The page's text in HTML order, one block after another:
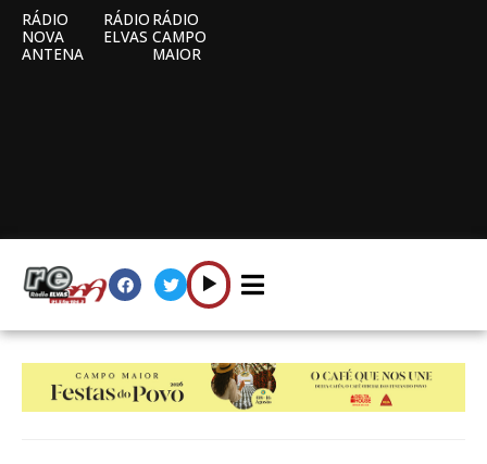
RÁDIO
NOVA
ANTENA
RÁDIO
ELVAS
RÁDIO
CAMPO
MAIOR